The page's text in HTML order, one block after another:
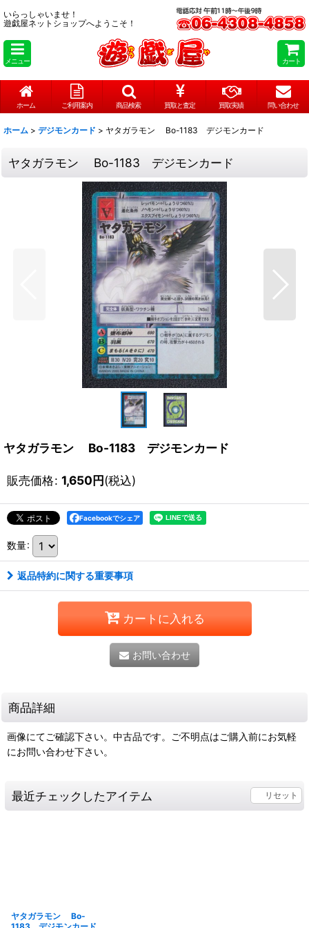
いらっしゃいませ！
遊戯屋ネットショップへようこそ！
メニュー カート
ホーム ご利用案内 商品検索 買取と査定 買取実績 問い合わせ
ホーム > デジモンカード > ヤタガラモン Bo-1183 デジモンカード
ヤタガラモン Bo-1183 デジモンカード
ヤタガラモン Bo-1183 デジモンカード
販売価格: 1,650円(税込)
Facebookでシェア
数量:
返品特約に関する重要事項
カートに入れる
お問い合わせ
商品詳細
画像にてご確認下さい。中古品です。ご不明点はご購入前にお気軽
にお問い合わせ下さい。
最近チェックしたアイテム リセット
ヤタガラモン Bo-